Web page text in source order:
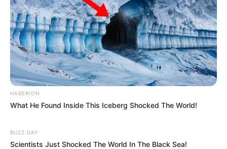
HABERION
What He Found Inside This Iceberg Shocked The World!
BUZZ DAY
Scientists Just Shocked The World In The Black Sea!